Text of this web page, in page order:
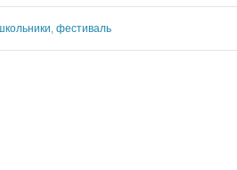
, фестиваль